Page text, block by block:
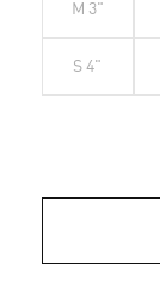
M 3"
S 4"